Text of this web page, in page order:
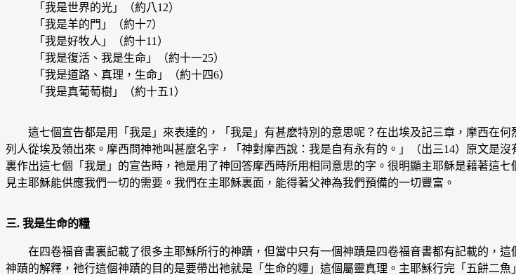
「我是世界的光」（約八12）
「我是羊的門」（約十7）
「我是好牧人」（約十11）
「我是復活、我是生命」（約十一25）
「我是道路、真理，生命」（約十四6）
「我是真葡萄樹」（約十五1）
這七個宣告都是用「我是」來表達的，「我是」有甚麽特別的意思呢？在出埃及記三章，摩西在何
列人從埃及領出來。摩西問神祂叫甚麼名字，「神對摩西說：我是自有永有的。」（出三14）原文是
裏作出這七個「我是」的宣告時，祂是用了神回答摩西時所用相同意思的字。很明顯主耶穌是藉著這
見主耶穌能供應我們一切的需要。我們在主耶穌裏面，能得著父神為我們預備的一切豐富。
三. 我是生命的糧
在四卷福音書裏記載了很多主耶穌所行的神蹟，但當中只有一個神蹟是四卷福音書都有記載的，這
神蹟的解釋，祂行這個神蹟的目的是要帶出祂就是「生命的糧」這個屬靈真理。主耶穌行完「五餅二